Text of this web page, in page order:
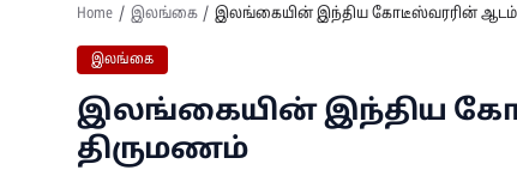
Home இலங்கை இலங்கையின் இந்திய கோடீஸ்வரரின்
இலங்கை
இலங்கையின் இந்திய
திருமணம்